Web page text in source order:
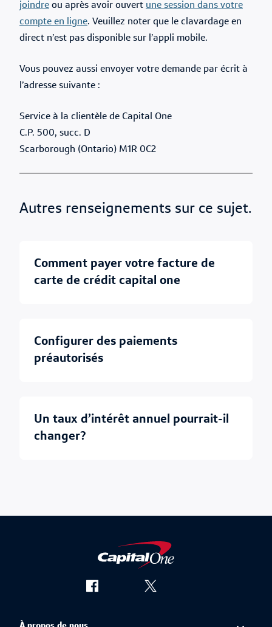
joindre ou après avoir ouvert une session dans votre
compte en ligne. Veuillez noter que le clavardage en
direct n’est pas disponible sur l’appli mobile.
Vous pouvez aussi envoyer votre demande par écrit à
l’adresse suivante :
Service à la clientèle de Capital One
C.P. 500, succ. D
Scarborough (Ontario) M1R 0C2
Autres renseignements sur ce sujet.
comment payer votre facture de
carte de crédit capital one
configurer des paiements
préautorisés
un taux d’intérêt annuel pourrait-il
changer?